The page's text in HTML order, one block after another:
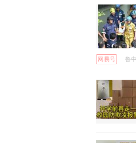
网易号 鲁